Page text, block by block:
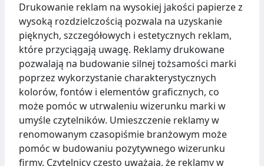
Drukowanie reklam na wysokiej jakości papierze z
wysoką rozdzielczością pozwala na uzyskanie
pięknych, szczegółowych i estetycznych reklam,
które przyciągają uwagę. Reklamy drukowane
pozwalają na budowanie silnej tożsamości marki
poprzez wykorzystanie charakterystycznych
kolorów, fontów i elementów graficznych, co
może pomóc w utrwaleniu wizerunku marki w
umyśle czytelników. Umieszczenie reklamy w
renomowanym czasopiśmie branżowym może
pomóc w budowaniu pozytywnego wizerunku
firmy. Czytelnicy często uważają, że reklamy w